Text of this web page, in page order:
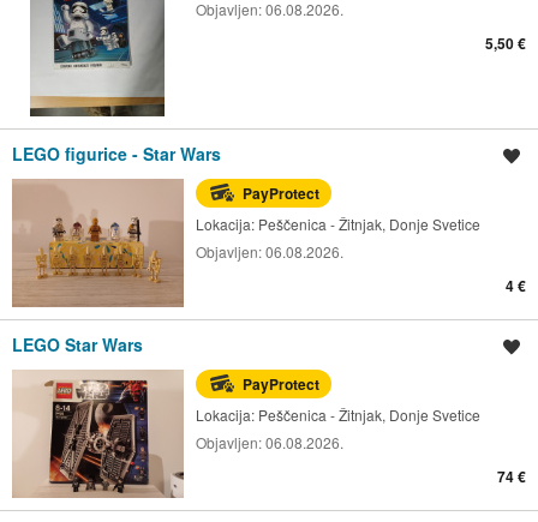
Objavljen:06.08.2026.
5,50 €
LEGO figurice - Star Wars
PayProtect
Lokacija: Peščenica - Žitnjak, Donje Svetice
Objavljen:06.08.2026.
4 €
LEGO Star Wars
PayProtect
Lokacija: Peščenica - Žitnjak, Donje Svetice
Objavljen:06.08.2026.
74 €